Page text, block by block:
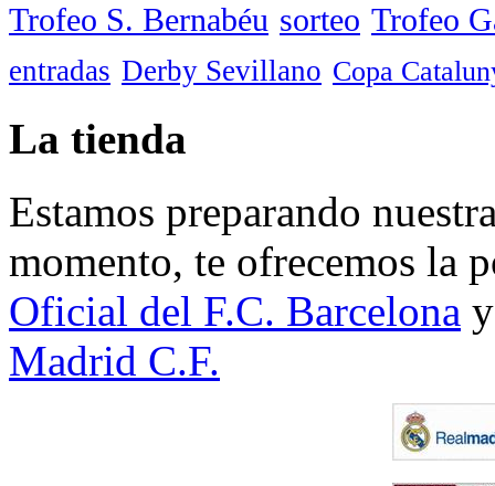
Trofeo S. Bernabéu sorteo Trofeo
entradas Derby Sevillano Copa
La tienda
Estamos preparando
momento, te ofrecemos la
Oficial del F.C. Barcelona
Madrid C.F.